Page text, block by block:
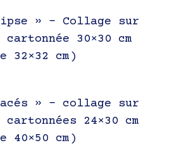
» – Collage sur
30×30 cm
32×32 cm)
» – collage sur
24×30 cm
40×50 cm)